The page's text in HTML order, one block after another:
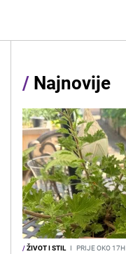
/ Najnovije
/ŽIVOT I STIL I PRIJE OKO 17H